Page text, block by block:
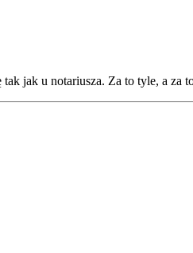
jak u notariusza. Za to tyle, a za